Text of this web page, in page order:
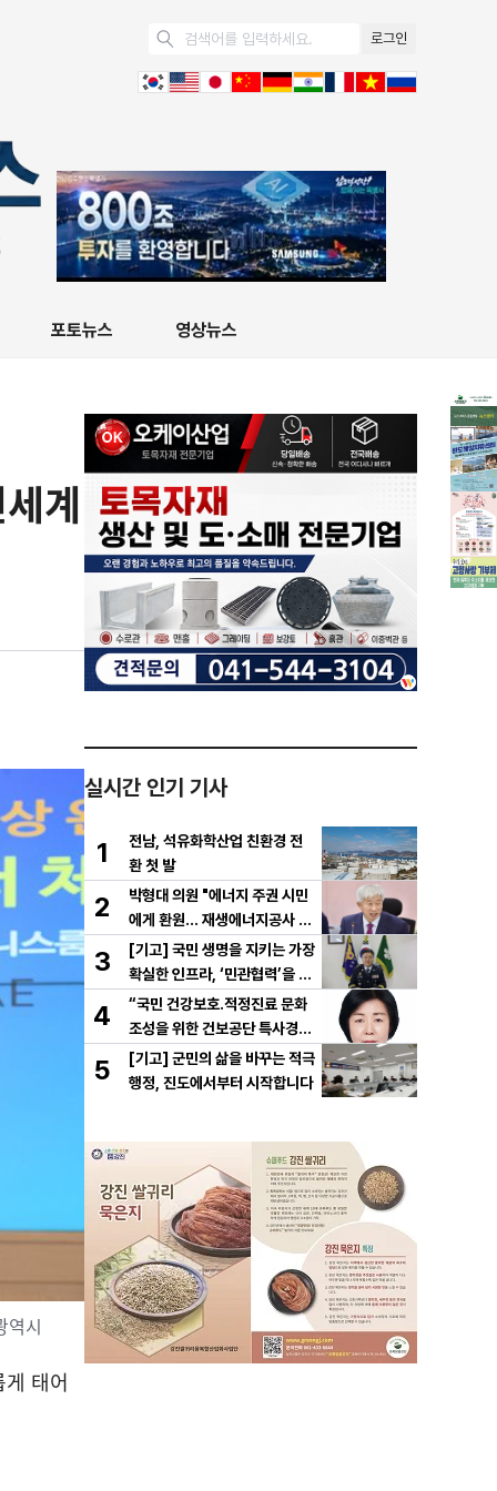
로그인
포토뉴스 영상뉴스
계
역시
태어
실시간 인기 기사
1
전남, 석유화학산업 친환경 전
환 첫 발
2
박형대 의원 "에너지 주권 시민
에게 환원... 재생에너지공사 서
둘러야"
3
[기고] 국민 생명을 지키는 가장
확실한 인프라, ‘민관협력’을 공
고히
4
“국민 건강보호․적정진료 문화
조성을 위한 건보공단 특사경제
도 도입해야”
5
[기고] 군민의 삶을 바꾸는 적극
행정, 진도에서부터 시작합니다